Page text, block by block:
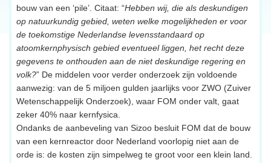
bouw van een ‘pile’. Citaat: “Hebben wij, die als deskundigen
op natuurkundig gebied, weten welke mogelijkheden er voor
de toekomstige Nederlandse levensstandaard op
atoomkernphysisch gebied eventueel liggen, het recht deze
gegevens te onthouden aan de niet deskundige regering en
volk?” De middelen voor verder onderzoek zijn voldoende
aanwezig: van de 5 miljoen gulden jaarlijks voor ZWO (Zuiver
Wetenschappelijk Onderzoek), waar FOM onder valt, gaat
zeker 40% naar kernfysica.
Ondanks de aanbeveling van Sizoo besluit FOM dat de bouw
van een kernreactor door Nederland voorlopig niet aan de
orde is: de kosten zijn simpelweg te groot voor een klein land.